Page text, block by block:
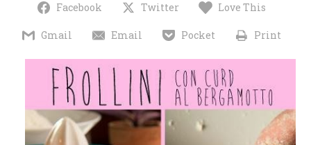
Facebook Twitter Love This
Gmail Email Pocket Print